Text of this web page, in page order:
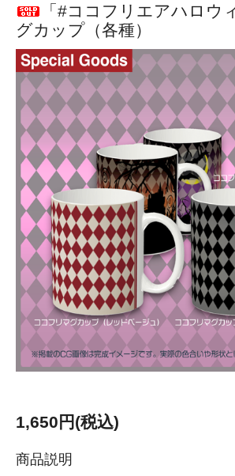
「#ココフリエアハロウ
グカップ（各種）
1,650円(税込)
商品説明